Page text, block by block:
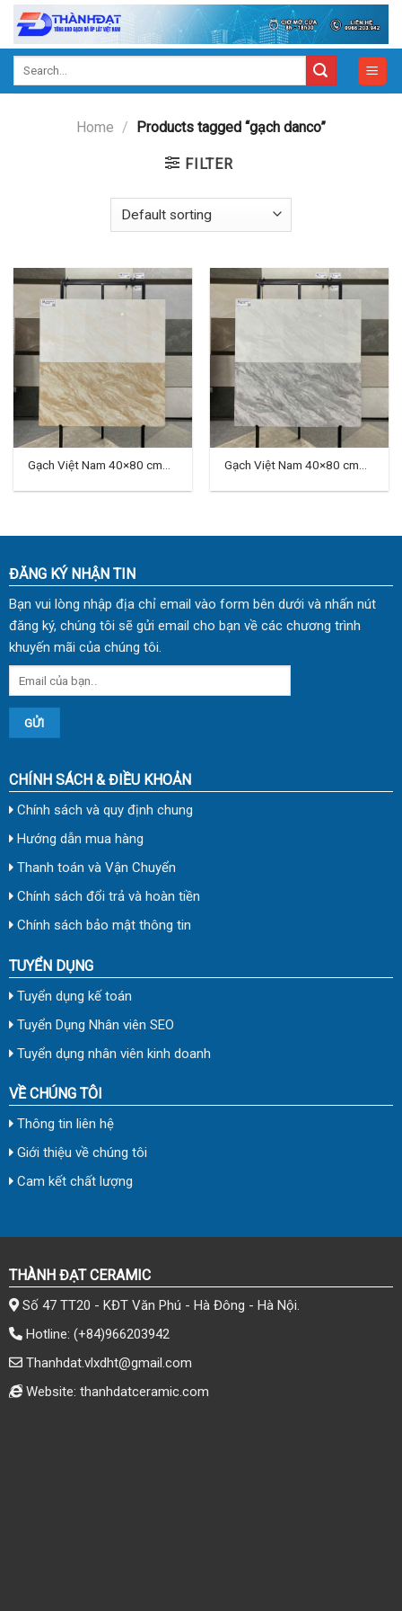
Skip
content
Home / Products tagged “gạch danco”
FILTER
Gạch Việt Nam 40×80 cm
Gạch Việt Nam 40×80 cm
ĐĂNG KÝ NHẬN TIN
Bạn vui lòng nhập địa chỉ email vào form bên dưới và nhấn nút
đăng ký, chúng tôi sẽ gửi email cho bạn về các chương trình
khuyến mãi của chúng tôi.
CHÍNH SÁCH & ĐIỀU KHOẢN
Chính sách và quy định chung
Hướng dẫn mua hàng
Thanh toán và Vận Chuyển
Chính sách đổi trả và hoàn tiền
Chính sách bảo mật thông tin
TUYỂN DỤNG
Tuyển dụng kế toán
Tuyển Dụng Nhân viên SEO
Tuyển dụng nhân viên kinh doanh
VỀ CHÚNG TÔI
Thông tin liên hệ
Giới thiệu về chúng tôi
Cam kết chất lượng
THÀNH ĐẠT CERAMIC
Số 47 TT20 - KĐT Văn Phú - Hà Đông - Hà Nội.
Hotline: (+84)966203942
Thanhdat.vlxdht@gmail.com
Website: thanhdatceramic.com